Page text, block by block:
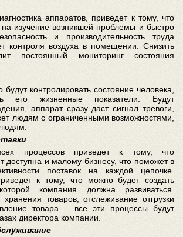
аппаратов, приведет к тому, что
на изучение возникшей проблемы и быстро
и производительность труда
контроля воздуха в помещении. Снизить
постоянный мониторинг состояния
будут контролировать состояние человека,
его жизненные показатели. Будут
аппарат сразу даст сигнал тревоги,
людям с ограниченными возможностями,
процессов приведет к тому, что
доступна и малому бизнесу, что поможет в
поставок на каждой цепочке.
к тому, что можно будет создать
компания должна развиваться.
хранения товаров, отслеживание отгрузки
товара – все эти процессы будут
директора компании.